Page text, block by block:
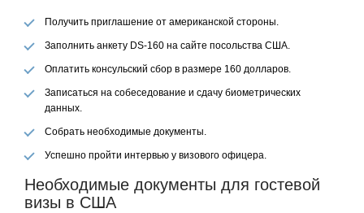
Получить приглашение от американской стороны.
Заполнить анкету DS-160 на сайте посольства США.
Оплатить консульский сбор в размере 160 долларов.
Записаться на собеседование и сдачу биометрических
данных.
Собрать необходимые документы.
Успешно пройти интервью у визового офицера.
Необходимые документы для гостевой
визы в США